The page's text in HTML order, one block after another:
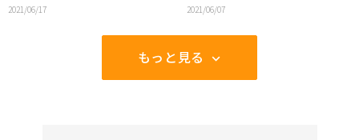
2021/06/17 2021/06/07
もっと見る